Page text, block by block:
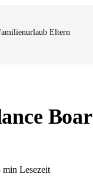
Eltern
min Lesezeit